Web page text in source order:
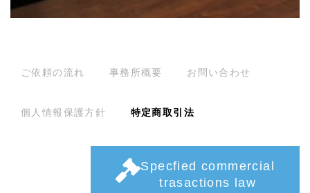
ご依頼の流れ 事務所概要 お問い合わせ
個人情報保護方針 特定商取引法
Specfied commercial
trasactions law